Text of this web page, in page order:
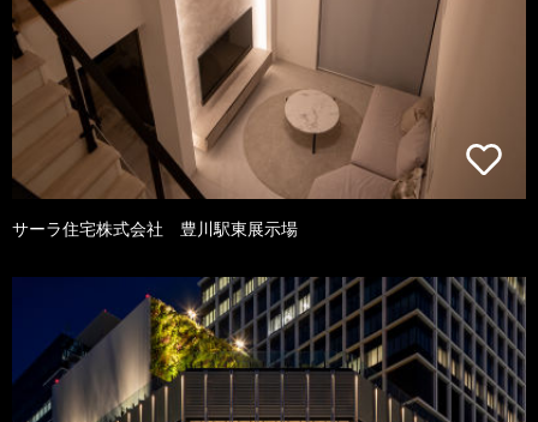
サーラ住宅株式会社 豊川駅東展示場